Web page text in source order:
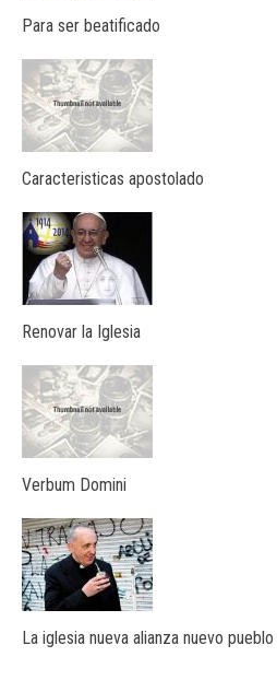
Para ser beatificado
Caracteristicas apostolado
Renovar la Iglesia
Verbum Domini
La iglesia nueva alianza nuevo